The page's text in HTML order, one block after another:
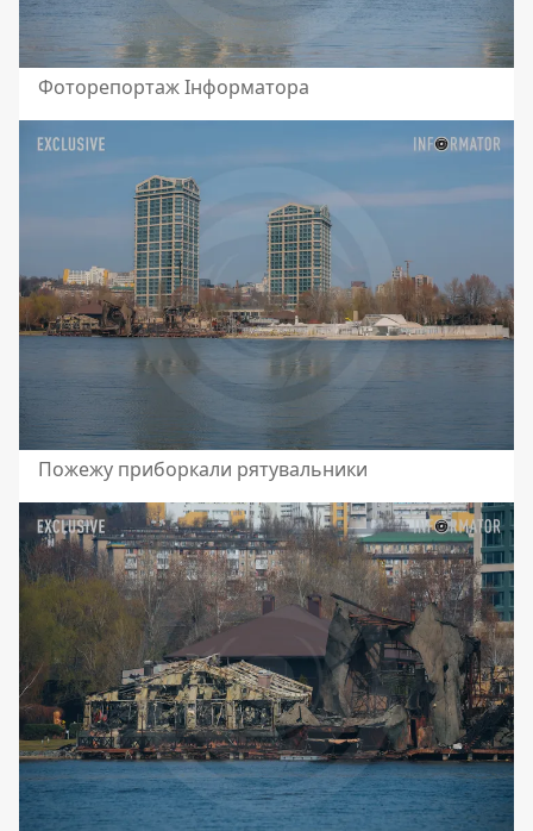
Фоторепортаж Інформатора
Пожежу приборкали рятувальники